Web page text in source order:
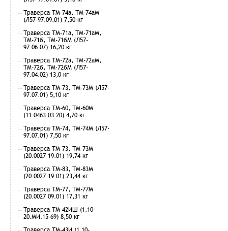
Траверса ТМ-74а, ТМ-74аМ
(Л57-97.09.01) 7,50 кг
Траверса ТМ-71а, ТМ-71аМ,
ТМ-71б, ТМ-71бМ (Л57-
97.06.07) 16,20 кг
Траверса ТМ-72а, ТМ-72аМ,
ТМ-72б, ТМ-72бМ (Л57-
97.04.02) 13,0 кг
Траверса ТМ-73, ТМ-73М (Л57-
97.07.01) 5,10 кг
Траверса ТМ-60, ТМ-60М
(11.0463 03.20) 4,70 кг
Траверса ТМ-74, ТМ-74М (Л57-
97.07.01) 7,50 кг
Траверса ТМ-73, ТМ-73М
(20.0027 19.01) 19,74 кг
Траверса ТМ-83, ТМ-83М
(20.0027 19.01) 23,44 кг
Траверса ТМ-77, ТМ-77М
(20.0027 09.01) 17,31 кг
Траверса ТМ-42ИШ (1.10-
20.МИ.15-69) 8,50 кг